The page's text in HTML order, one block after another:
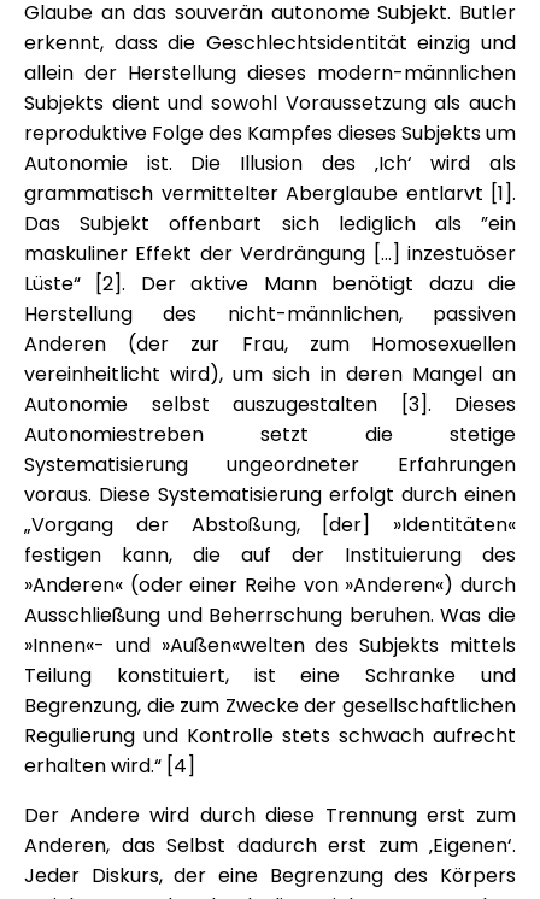
Glaube an das souverän autonome Subjekt. Butler
erkennt, dass die Geschlechtsidentität einzig und
allein der Herstellung dieses modern-männlichen
Subjekts dient und sowohl Voraussetzung als auch
reproduktive Folge des Kampfes dieses Subjekts um
Autonomie ist. Die Illusion des ‚Ich‘ wird als
grammatisch vermittelter Aberglaube entlarvt [1].
Das Subjekt offenbart sich lediglich als ”ein
maskuliner Effekt der Verdrängung […] inzestuöser
Lüste“ [2]. Der aktive Mann benötigt dazu die
Herstellung des nicht-männlichen, passiven
Anderen (der zur Frau, zum Homosexuellen
vereinheitlicht wird), um sich in deren Mangel an
Autonomie selbst auszugestalten [3]. Dieses
Autonomiestreben setzt die stetige
Systematisierung ungeordneter Erfahrungen
voraus. Diese Systematisierung erfolgt durch einen
„Vorgang der Abstoßung, [der] »Identitäten«
festigen kann, die auf der Instituierung des
»Anderen« (oder einer Reihe von »Anderen«) durch
Ausschließung und Beherrschung beruhen. Was die
»Innen«- und »Außen«welten des Subjekts mittels
Teilung konstituiert, ist eine Schranke und
Begrenzung, die zum Zwecke der gesellschaftlichen
Regulierung und Kontrolle stets schwach aufrecht
erhalten wird.“ [4]
Der Andere wird durch diese Trennung erst zum
Anderen, das Selbst dadurch erst zum ‚Eigenen‘.
Jeder Diskurs, der eine Begrenzung des Körpers